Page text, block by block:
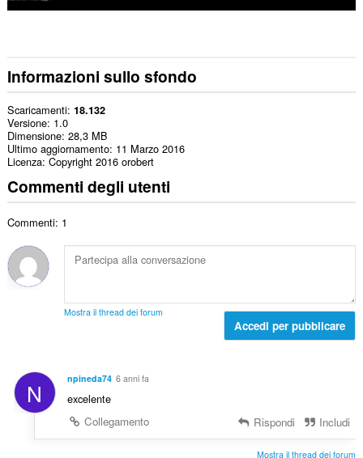
Informazioni sullo sfondo
Scaricamenti 18.132
Versione 1.0
Dimensione 28,3 MB
Ultimo aggiornamento 11 Marzo 2016
Licenza Copyright 2016 orobert
Commenti degli utenti
Commenti: 1
Mostra il thread dei forum
Accedi per pubblicare
N npineda74 6 anni fa
excelente
Collegamento
Rispondi Includi
Mostra il thread dei forum